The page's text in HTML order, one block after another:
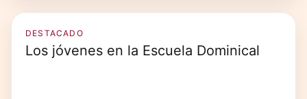
DESTACADO
Los jóvenes en la Escuela Dominical